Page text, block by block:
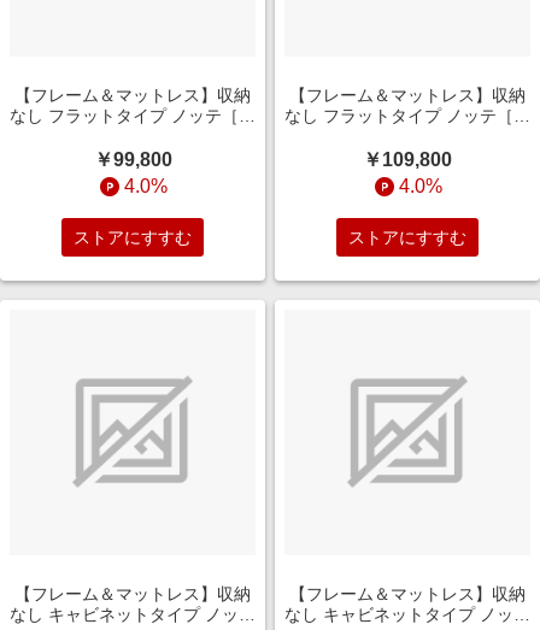
【フレーム＆マットレス】収納
なし フラットタイプ ノッテ［レ
レス P5HGD824(セミダブルサ
イズ/グレージュ)
￥99,800
4.0%
ストアにすすむ
【フレーム＆マットレス】収納
なし フラットタイプ ノッテ［レ
レス P5HGD824(ダブルサイズ/
グレージュ)
￥109,800
4.0%
ストアにすすむ
【フレーム＆マットレス】収納
なし キャビネットタイプ ノッテ
【フレーム＆マットレス】収納
なし キャビネットタイプ ノッテ